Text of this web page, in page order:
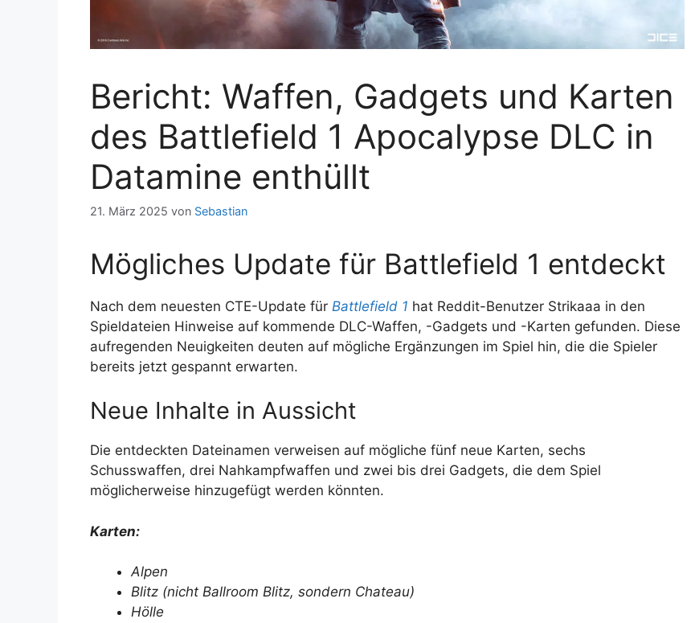
Bericht: Waffen, Gadgets und Karten
des Battlefield 1 Apocalypse DLC in
Datamine enthüllt
21. März 2025 von Sebastian
Mögliches Update für Battlefield 1 entdeckt
Nach dem neuesten CTE-Update für Battlefield 1 hat Reddit-Benutzer Strikaaa in den
Spieldateien Hinweise auf kommende DLC-Waffen, -Gadgets und -Karten gefunden. Diese
aufregenden Neuigkeiten deuten auf mögliche Ergänzungen im Spiel hin, die die Spieler
bereits jetzt gespannt erwarten.
Neue Inhalte in Aussicht
Die entdeckten Dateinamen verweisen auf mögliche fünf neue Karten, sechs
Schusswaffen, drei Nahkampfwaffen und zwei bis drei Gadgets, die dem Spiel
möglicherweise hinzugefügt werden könnten.
Karten:
Alpen
Blitz (nicht Ballroom Blitz, sondern Chateau)
Hölle